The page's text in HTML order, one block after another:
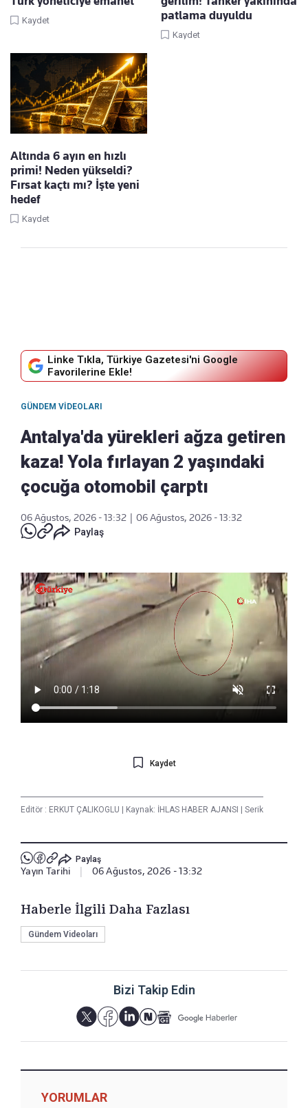
Kaydet
patlama duyuldu
Kaydet
Altında 6 ayın en hızlı
primi! Neden yükseldi?
Fırsat kaçtı mı? İşte yeni
hedef
Kaydet
Linke Tıkla, Türkiye Gazetesi'ni Google
Favorilerine Ekle!
GÜNDEM VIDEOLARI
Antalya'da yürekleri ağza getiren
kaza! Yola fırlayan 2 yaşındaki
çocuğa otomobil çarptı
06 Ağustos, 2026 - 13:32
06 Ağustos, 2026 - 13:32
Paylaş
Kaydet
Editör : ERKUT ÇALIKOGLU Kaynak: İHLAS HABER AJANSI Serik
Paylaş
Yayın Tarihi 06 Ağustos, 2026 - 13:32
Haberle İlgili Daha Fazlası
Gündem Videoları
Bizi Takip Edin
YORUMLAR